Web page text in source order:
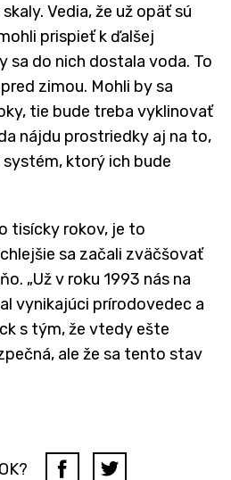
Vedia, že už opäť sú
prispieť k ďalšej
sa do nich dostala voda. To
zimou. Mohli by sa
tie bude treba vyklinovať
nájdu prostriedky aj na to,
ktorý ich bude
tisícky rokov, je to
sa začali zväčšovať
„Už v roku 1993 nás na
vynikajúci prírodovedec a
s tým, že vtedy ešte
ale že sa tento stav